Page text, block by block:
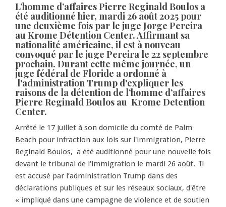
L’homme d’affaires Pierre Reginald Boulos a
été auditionné hier, mardi 26 août 2025 pour
une deuxième fois par le juge Jorge Pereira
au Krome Détention Center. Affirmant sa
nationalité américaine, il est à nouveau
convoqué par le juge Pereira le 22 septembre
prochain. Durant cette même journée, un
juge fédéral de Floride a ordonné à
l'administration Trump d'expliquer les
raisons de la détention de l’homme d’affaires
Pierre Reginald Boulos au Krome Detention
Center.
Arrêté le 17 juillet à son domicile du comté de Palm
Beach pour infraction aux lois sur l'immigration, Pierre
Reginald Boulos, a été auditionné pour une nouvelle fois
devant le tribunal de l'immigration le mardi 26 août. Il
est accusé par l’administration Trump dans des
déclarations publiques et sur les réseaux sociaux, d'être
« impliqué dans une campagne de violence et de soutien